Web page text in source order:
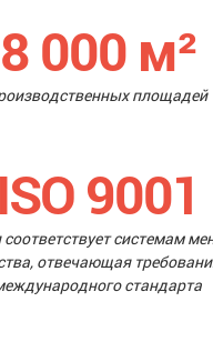
8 000 м²
площадей
ISO 9001
соответствует системам
отвечающая
стандарта